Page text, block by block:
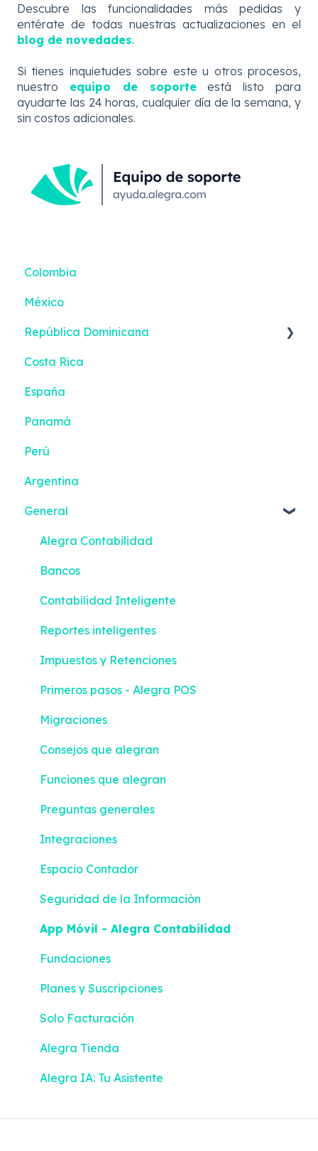
Descubre las
funcionalidades más pedidas y
entérate de todas nuestras actualizaciones en el
blog de novedades.
Si tienes inquietudes sobre este u otros procesos,
nuestro equipo de soporteestá listo para
ayudarte las 24 horas, cualquier día de la semana, y
sin costos adicionales.
Colombia
México
República Dominicana
Reportes inteligentes
Costa Rica
España
Panamá
Perú
Argentina
General
Alegra Contabilidad
Bancos
Contabilidad Inteligente
Reportes inteligentes
Impuestos y Retenciones
Primeros pasos - Alegra POS
Migraciones
Consejos que alegran
Funciones que alegran
Preguntas generales
Integraciones
Espacio Contador
Seguridad de la Información
App Móvil - Alegra Contabilidad
Fundaciones
Planes y Suscripciones
Solo Facturación
Alegra Tienda
Alegra IA: Tu Asistente